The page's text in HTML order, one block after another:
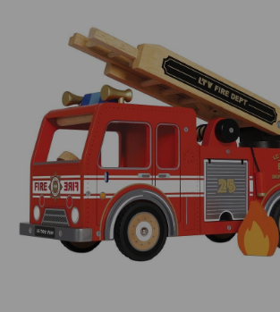
Holandský billiard (shuffleboard)
Gumové podlahy (dlaždice)
Trampolíny
Výprodej
ÚVOD
VŠE O NÁKUPU
BLOG
KONTAKT